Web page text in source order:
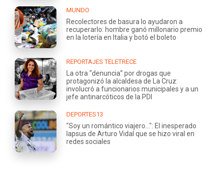
MUNDO
Recolectores de basura lo ayudaron a
recuperarlo: hombre ganó millonario premio
en la lotería en Italia y botó el boleto
REPORTAJES TELETRECE
La otra “denuncia” por drogas que
protagonizó la alcaldesa de La Cruz:
involucró a funcionarios municipales y a un
jefe antinarcóticos de la PDI
DEPORTES13
"Soy un romántico viajero...": El inesperado
lapsus de Arturo Vidal que se hizo viral en
redes sociales